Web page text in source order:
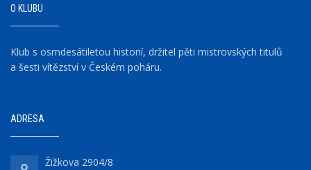
O KLUBU
Klub s osmdesátiletou historií, držitel pěti mistrovských titulů
a šesti vítězství v Českém poháru.
ADRESA
Žižkova 2904/8